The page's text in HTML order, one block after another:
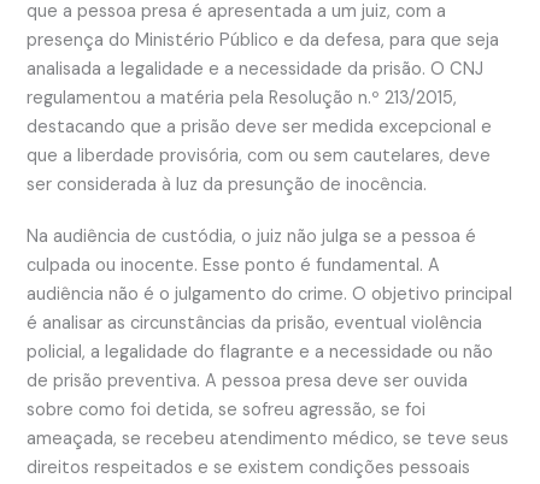
que a pessoa presa é apresentada a um juiz, com a
presença do Ministério Público e da defesa, para que seja
analisada a legalidade e a necessidade da prisão. O CNJ
regulamentou a matéria pela Resolução n.º 213/2015,
destacando que a prisão deve ser medida excepcional e
que a liberdade provisória, com ou sem cautelares, deve
ser considerada à luz da presunção de inocência.
Na audiência de custódia, o juiz não julga se a pessoa é
culpada ou inocente. Esse ponto é fundamental. A
audiência não é o julgamento do crime. O objetivo principal
é analisar as circunstâncias da prisão, eventual violência
policial, a legalidade do flagrante e a necessidade ou não
de prisão preventiva. A pessoa presa deve ser ouvida
sobre como foi detida, se sofreu agressão, se foi
ameaçada, se recebeu atendimento médico, se teve seus
direitos respeitados e se existem condições pessoais